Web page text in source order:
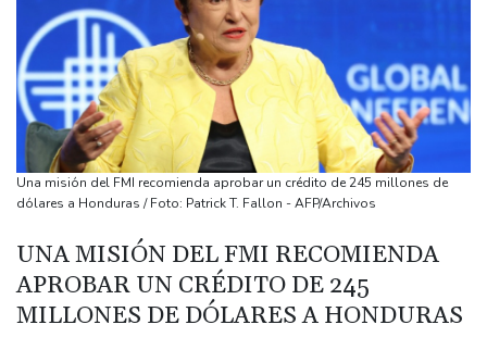
España impone controles fronterizos a Italia en medio de crisis
por migrantes
Infantino recibe en Colombia el apoyo del fútbol de Sudamérica
De la Espriella: un millonario pro-Trump en la presidencia de
Colombia
España lanza un ultimátum a Italia para que levante controles
Exabogado de Trump listo para ser confirmado como fiscal
general de EEUU
Muere el productor William Orbit, que colaboró con Madonna en
Una misión del FMI recomienda aprobar un crédito de 245 millones de
dólares a Honduras / Foto: Patrick T. Fallon - AFP/Archivos
UNA MISIÓN DEL FMI RECOMIENDA
APROBAR UN CRÉDITO DE 245
MILLONES DE DÓLARES A HONDURAS